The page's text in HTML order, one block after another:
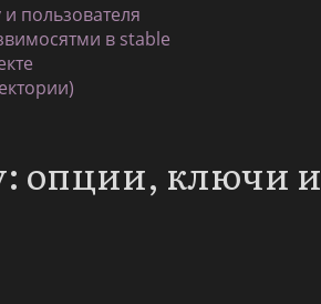
и пользователя
в stable
опции, ключи и